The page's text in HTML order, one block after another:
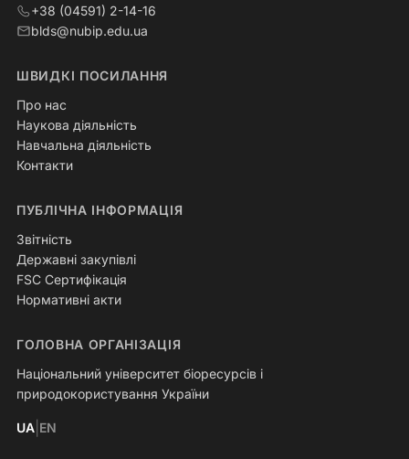
+38 (04591) 2-14-16
blds@nubip.edu.ua
ШВИДКІ ПОСИЛАННЯ
Про нас
Наукова діяльність
Навчальна діяльність
Контакти
ПУБЛІЧНА ІНФОРМАЦІЯ
Звітність
Державні закупівлі
FSC Сертифікація
Нормативні акти
ГОЛОВНА ОРГАНІЗАЦІЯ
Національний університет біоресурсів і
природокористування України
UA EN